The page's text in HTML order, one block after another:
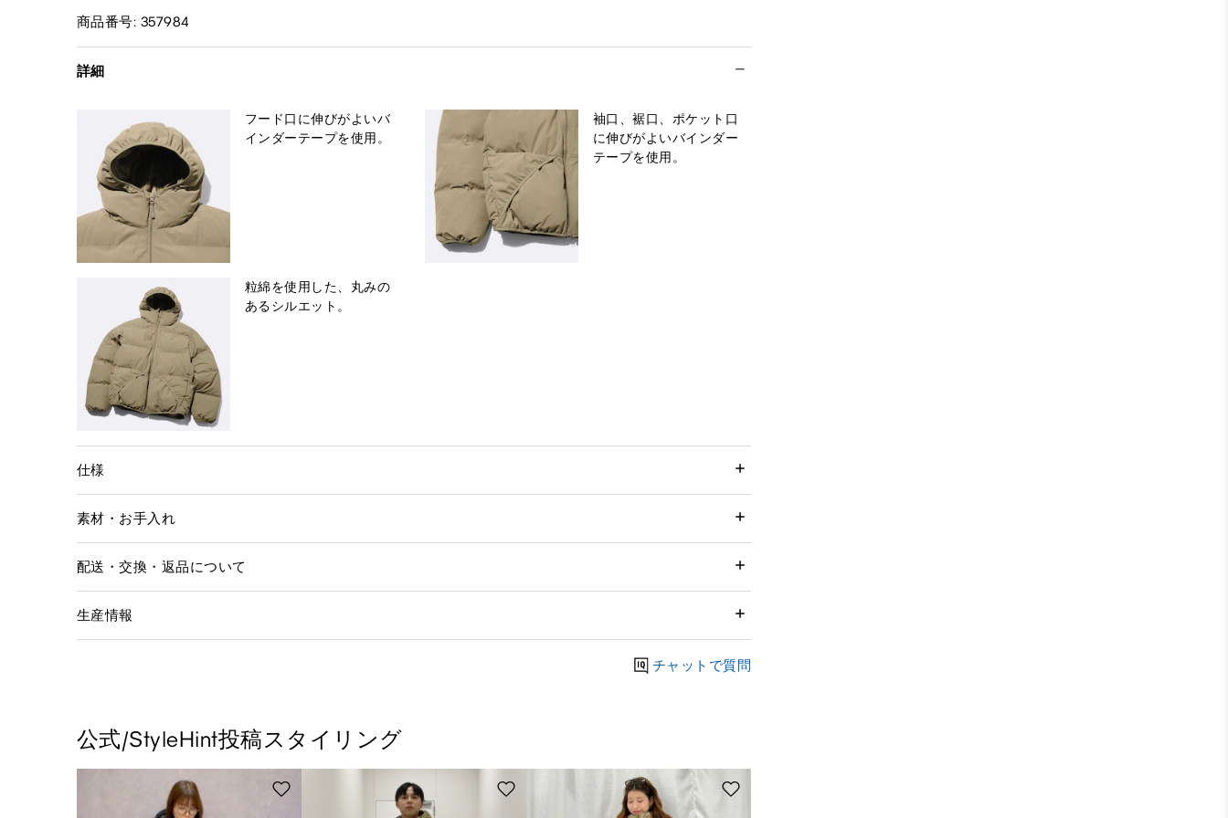
商品番号: 357984
詳細
フード口に伸びがよいバ
インダーテープを使用。
袖口、裾口、ポケット口
に伸びがよいバインダー
テープを使用。
粒綿を使用した、丸みの
あるシルエット。
仕様
素材・お手入れ
配送・交換・返品について
生産情報
チャットで質問
公式/StyleHint投稿スタイリング